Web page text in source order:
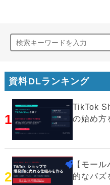
資料DLランキング
1
TikTok
の始め方
2
【モー
的なバズ